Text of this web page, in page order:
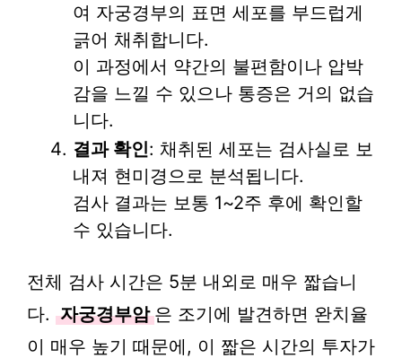
여 자궁경부의 표면 세포를 부드럽게
긁어 채취합니다.
이 과정에서 약간의 불편함이나 압박
감을 느낄 수 있으나 통증은 거의 없습
니다.
결과 확인: 채취된 세포는 검사실로 보
내져 현미경으로 분석됩니다.
검사 결과는 보통 1~2주 후에 확인할
수 있습니다.
전체 검사 시간은 5분 내외로 매우 짧습니
다. 자궁경부암 은 조기에 발견하면 완치율
이 매우 높기 때문에, 이 짧은 시간의 투자가